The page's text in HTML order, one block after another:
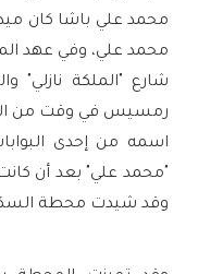
محمد علي باشا كان
محمد علي، وفي عهد
شارع "الملكة نازلي"
رمسيس في وقت من
اسمه من إحدى
"محمد علي" بعد أن
وقد شيدت محطة السكة